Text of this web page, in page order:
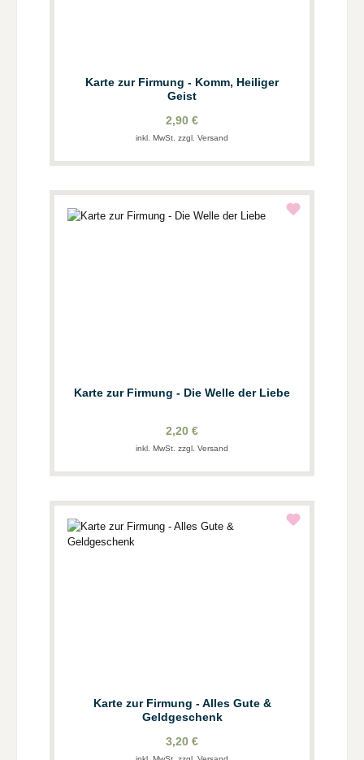
Karte zur Firmung - Komm, Heiliger
Geist
2,90 €
inkl. MwSt. zzgl. Versand
Karte zur Firmung - Die Welle der Liebe
2,20 €
inkl. MwSt. zzgl. Versand
Karte zur Firmung - Alles Gute &
Geldgeschenk
3,20 €